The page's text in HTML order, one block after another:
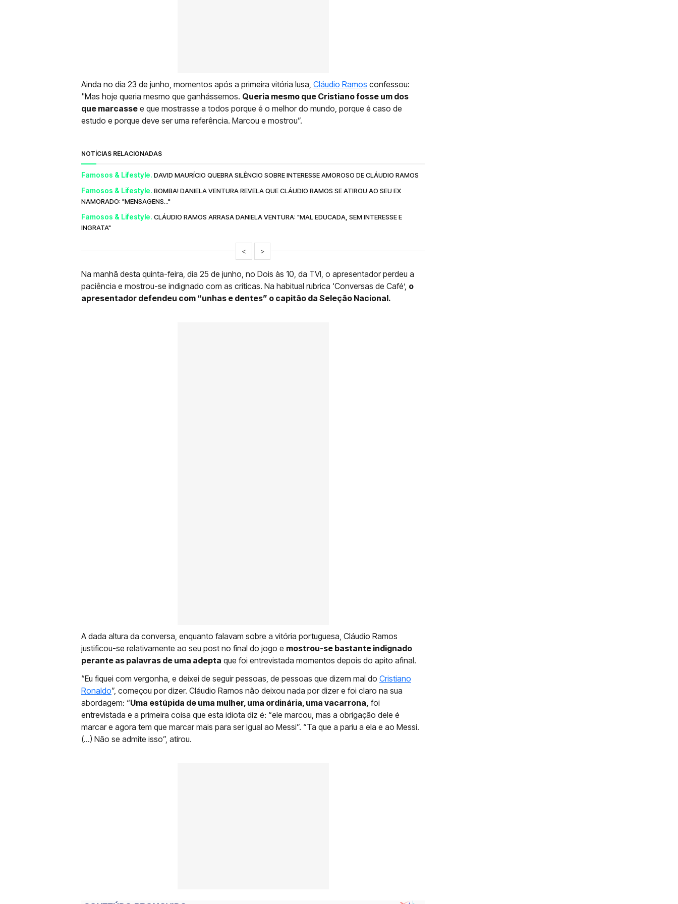
Ainda no dia 23 de junho, momentos após a primeira vitória lusa, Cláudio Ramos confessou:
"Mas hoje queria mesmo que ganhássemos. Queria mesmo que Cristiano fosse um dos
que marcasse e que mostrasse a todos porque é o melhor do mundo, porque é caso de
estudo e porque deve ser uma referência. Marcou e mostrou”.
NOTÍCIAS RELACIONADAS
Famosos & Lifestyle. DAVID MAURÍCIO QUEBRA SILÊNCIO SOBRE INTERESSE AMOROSO DE CLÁUDIO RAMOS
Famosos & Lifestyle. BOMBA! DANIELA VENTURA REVELA QUE CLÁUDIO RAMOS SE ATIROU AO SEU EX
NAMORADO: "MENSAGENS..."
Famosos & Lifestyle. CLÁUDIO RAMOS ARRASA DANIELA VENTURA: "MAL EDUCADA, SEM INTERESSE E
INGRATA"
< >
Na manhã desta quinta-feira, dia 25 de junho, no Dois às 10, da TVI, o apresentador perdeu a
paciência e mostrou-se indignado com as críticas. Na habitual rubrica ‘Conversas de Café’, o
apresentador defendeu com “unhas e dentes” o capitão da Seleção Nacional.
A dada altura da conversa, enquanto falavam sobre a vitória portuguesa, Cláudio Ramos
justificou-se relativamente ao seu post no final do jogo e mostrou-se bastante indignado
perante as palavras de uma adepta que foi entrevistada momentos depois do apito afinal.
“Eu fiquei com vergonha, e deixei de seguir pessoas, de pessoas que dizem mal do Cristiano
Ronaldo”, começou por dizer. Cláudio Ramos não deixou nada por dizer e foi claro na sua
abordagem: “Uma estúpida de uma mulher, uma ordinária, uma vacarrona, foi
entrevistada e a primeira coisa que esta idiota diz é: “ele marcou, mas a obrigação dele é
marcar e agora tem que marcar mais para ser igual ao Messi”. “Ta que a pariu a ela e ao Messi.
(…) Não se admite isso”, atirou.